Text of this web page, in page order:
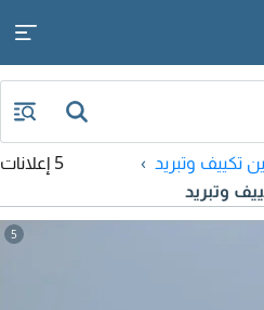
تكييف وتبريد
وتبريد
5 إعلانات
5